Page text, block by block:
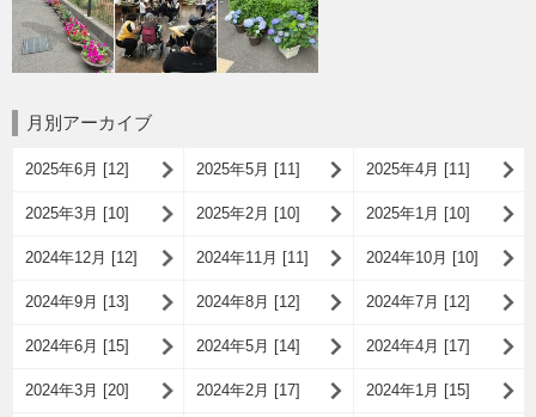
月別アーカイブ
2025年6月 [12] 2025年5月 [11] 2025年4月 [11]
2025年3月 [10] 2025年2月 [10] 2025年1月 [10]
2024年12月 [12] 2024年11月 [11] 2024年10月 [10]
2024年9月 [13] 2024年8月 [12] 2024年7月 [12]
2024年6月 [15] 2024年5月 [14] 2024年4月 [17]
2024年3月 [20] 2024年2月 [17] 2024年1月 [15]